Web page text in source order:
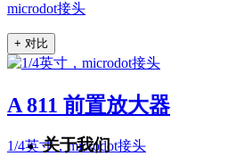
microdot接头
+ 对比
A 811 前置放大器
1/4英寸，microdot接头
关于我们